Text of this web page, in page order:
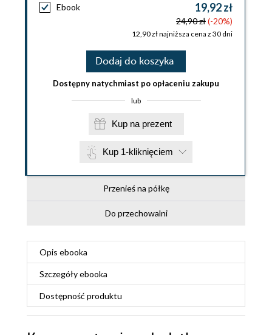
Ebook 19,92 zł
24,90 zł(-20%)
12,90 zł najniższa cena z 30 dni
Dodaj do koszyka
Dostępny natychmiast po opłaceniu zakupu
lub
Kup na prezent
Kup 1-kliknięciem
Przenieś na półkę
Do przechowalni
Opis ebooka
Szczegółyebooka
Dostępność produktu